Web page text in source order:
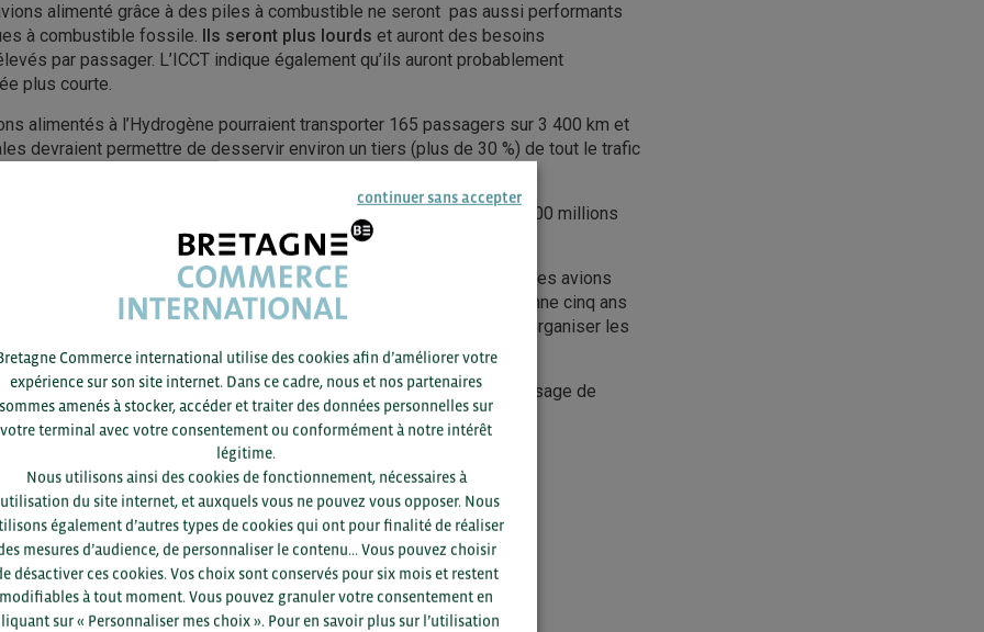
alimenté grâce à des piles à combustible ne seront pas aussi performants
à combustible fossile. Ils seront plus lourds et auront des besoins
par passager. L’ICCT indique également qu’ils auront probablement
plus courte.
alimentés à l’Hydrogène pourraient transporter 165 passagers sur 3 400 km et
devraient permettre de desservir environ un tiers (plus de 30 %) de tout le trafic
2019, les compagnies aériennes commerciales ont émis plus de 900 millions
l’ICCT.
Airbus a annoncé son initiative ZERO Emission visant à développer des avions
qui pourraient entrer en service en 2035 . Ce calendrier leur donne cinq ans
et faire mûrir les technologies requises, deux ans pour financer et organiser les
et huit ans pour fabriquer et commercialiser l’avion.
hypothèses et met en exergue les avantages et freins liés à l’usage de
ACCÉDEZ À LA RESSOURCE
continuer sans accepter
Commerce international utilise des cookies afin d’améliorer votre
expérience sur son site internet. Dans ce cadre, nous et nos partenaires
sommes amenés à stocker, accéder et traiter des données personnelles sur
votre terminal avec votre consentement ou conformément à notre intérêt
légitime.
Nous utilisons ainsi des cookies de fonctionnement, nécessaires à
du site internet, et auxquels vous ne pouvez vous opposer. Nous
également d’autres types de cookies qui ont pour finalité de réaliser
mesures d’audience, de personnaliser le contenu... Vous pouvez choisir
désactiver ces cookies. Vos choix sont conservés pour six mois et restent
modifiables à tout moment. Vous pouvez granuler votre consentement en
sur « Personnaliser mes choix ». Pour en savoir plus sur l’utilisation